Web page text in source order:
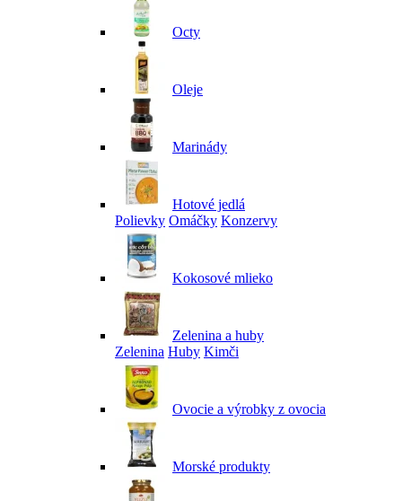
Octy
Oleje
Marinády
Hotové jedlá
Polievky Omáčky Konzervy
Kokosové mlieko
Zelenina a huby
Zelenina Huby Kimči
Ovocie a výrobky z ovocia
Morské produkty